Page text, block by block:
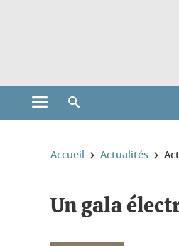
Ouvrir le menu principal
Vous êtes ici :
Accueil Actualités
Un gala